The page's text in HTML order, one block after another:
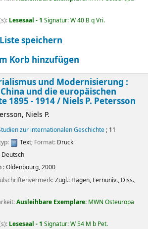
Lesesaal - 1 Signatur:W 40 B q Vri.
speichern
Korb hinzufügen
und Modernisierung :
und die europäischen
1895 - 1914 / Niels P. Petersson
Niels P.
zur internationalen Geschichte; 11
Text; Format: Druck
Deutsch
:Oldenbourg,2000
Zugl.: Hagen, Fernuniv., Diss.,
Ausleihbare Exemplare: MWN Osteuropa
Lesesaal - 1 Signatur:W 54 M b Pet.